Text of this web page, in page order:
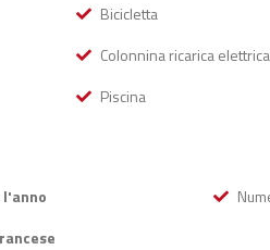
Bicicletta
Colonnina ricarica elettrica
Piscina